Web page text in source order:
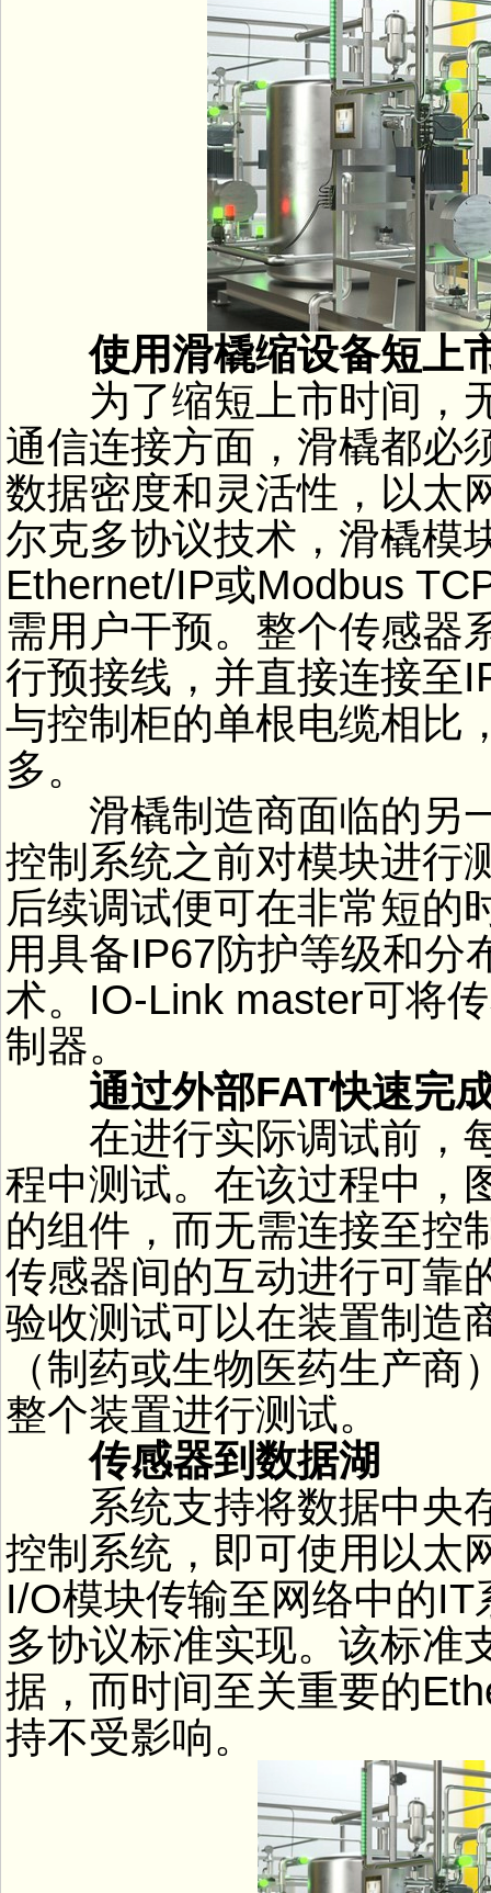
使用滑橇缩设备短上
为了缩短上市时间，无
通信连接方面，滑橇都必
数据密度和灵活性，以太
尔克多协议技术，滑橇模
Ethernet/IP或Modbus
需用户干预。整个传感器
行预接线，并直接连接至
与控制柜的单根电缆相比
多。
滑橇制造商面临的另一
控制系统之前对模块进行
后续调试便可在非常短的
用具备IP67防护等级和分
术。IO-Link master可将
制器。
通过外部FAT快速完
在进行实际调试前，每
程中测试。在该过程中，
的组件，而无需连接至控
传感器间的互动进行可靠
验收测试可以在装置制造
（制药或生物医药生产
整个装置进行测试。
传感器到数据湖
系统支持将数据中央存
控制系统，即可使用以太
I/O模块传输至网络中的
多协议标准实现。该标准
据，而时间至关重要的
持不受影响。